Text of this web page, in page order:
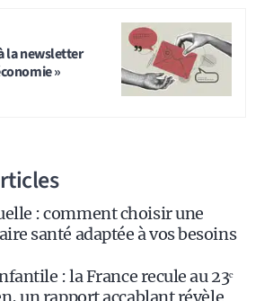
la newsletter
»
: comment choisir une
santé adaptée à vos besoins
: la France recule au 23ᵉ
un rapport accablant révèle